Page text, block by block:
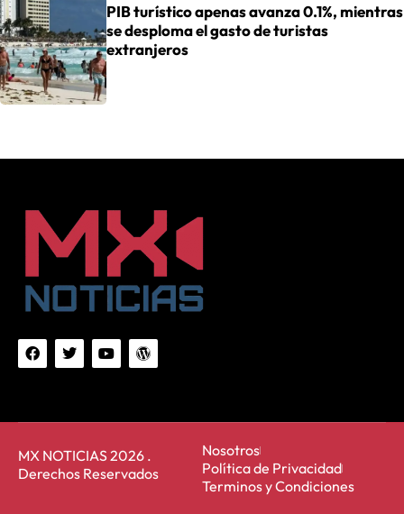
PIB turístico apenas avanza 0.1%, mientras
se desploma el gasto de turistas
extranjeros
MX NOTICIAS 2026 .
Derechos Reservados
Nosotros
Política de Privacidad
Terminos y Condiciones